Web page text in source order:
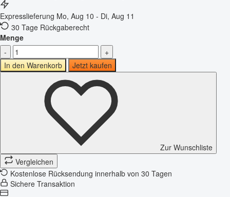
Expresslieferung Mo, Aug 10 - Di, Aug 11
30 Tage Rückgaberecht
Menge
-
+
In den Warenkorb
Jetzt kaufen
Zur Wunschliste
Vergleichen
Kostenlose Rücksendung innerhalb von 30 Tagen
Sichere Transaktion